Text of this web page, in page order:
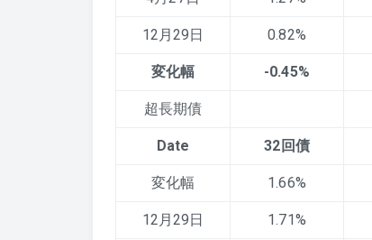
12月29日 0.82%
変化幅 -0.45%
超長期債
Date 32 回債
変化幅 1.66%
12月29日 1.71%